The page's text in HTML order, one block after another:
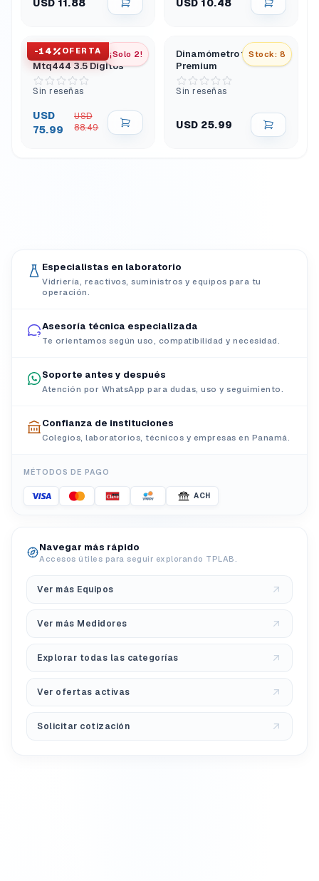
USD 11.88 USD 10.48
-14 OFERTA ¡Solo 2!
Multímetro Digital
Mtq444 3.5 Dígitos
Sin reseñas
USD
75.99
USD
88.49
Stock: 8
Dinamómetro 10N 1 Kg
Premium
Sin reseñas
USD 25.99
Especialistas en laboratorio
Vidriería, reactivos, suministros y equipos para tu
operación.
Asesoría técnica especializada
Te orientamos según uso, compatibilidad y necesidad.
Soporte antes y después
Atención por WhatsApp para dudas, uso y seguimiento.
Confianza de instituciones
Colegios, laboratorios, técnicos y empresas en Panamá.
MÉTODOS DE PAGO
ACH
Navegar más rápido
Accesos útiles para seguir explorando TPLAB.
Ver más Equipos
Ver más Medidores
Explorar todas las categorías
Ver ofertas activas
Solicitar cotización